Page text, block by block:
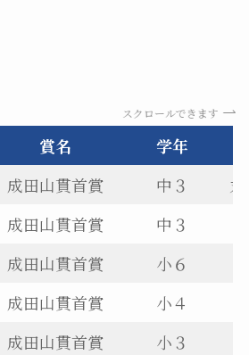
スクロールできます
賞名
学年
成田山貫首賞 中３
成田山貫首賞 中３
成田山貫首賞 小６
成田山貫首賞 小４
成田山貫首賞 小３